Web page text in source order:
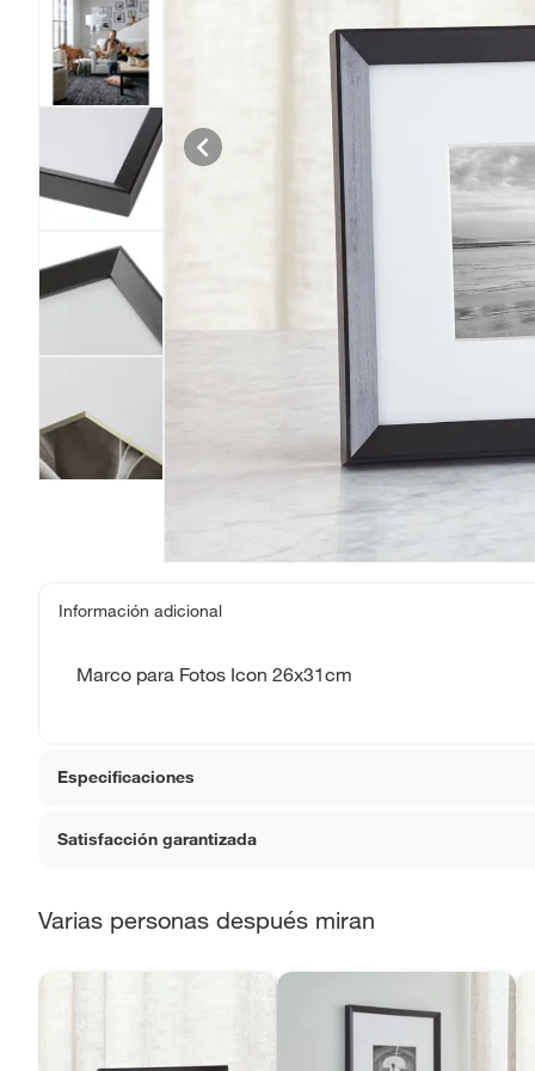
Información adicional
Marco para Fotos Icon 26x31cm
Especificaciones
Detalle de la garantía
Satisfacción garantizada
Sin embargo, tenemos categorías que cuentan con
Falabella, Tottus y otros
48 horas: cemento, mezclas de hormigón, morteros, yeso
Varias personas después miran